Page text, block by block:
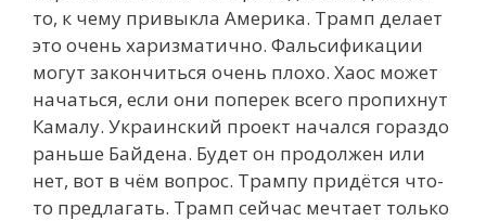
то, к чему привыкла Америка. Трамп делает
это очень харизматично. Фальсификации
могут закончиться очень плохо. Хаос может
начаться, если они поперек всего пропихнут
Камалу. Украинский проект начался гораздо
раньше Байдена. Будет он продолжен или
нет, вот в чём вопрос. Трампу придётся что-
то предлагать. Трамп сейчас мечтает только